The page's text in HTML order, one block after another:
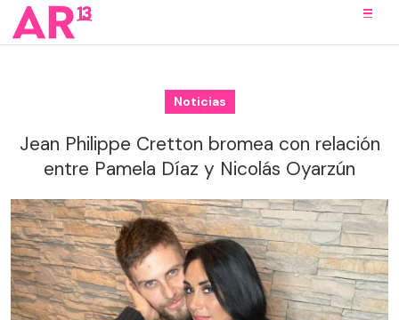
Noticias
Jean Philippe Cretton bromea con relación
entre Pamela Díaz y Nicolás Oyarzún